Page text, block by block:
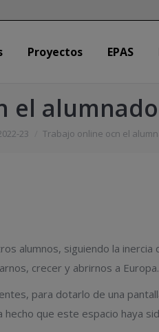
Proyectos EPAS
el alumnado
23 Trabajo online ocn el
alumnos, siguiendo la
crecer y abrirnos a Europa.
para dotarlo de una
que este espacio haya
Proyectos EPAS